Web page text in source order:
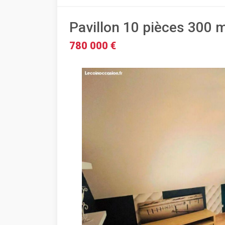
Pavillon 10 pièces 300
780 000 €